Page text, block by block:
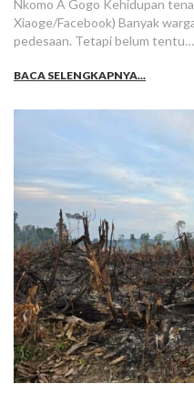
Nkomo A Gogo Kehidupan
Xiaoge/Facebook) Banyak
pedesaan. Tetapi belum tentu…
BACA SELENGKAPNYA...